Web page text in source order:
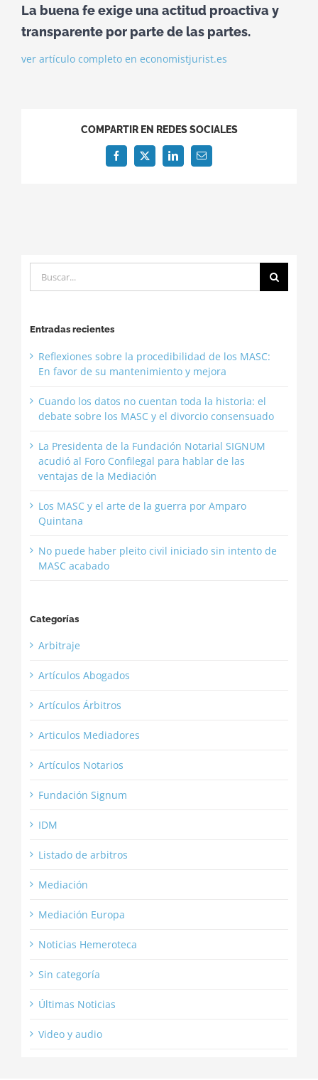
La buena fe exige una actitud proactiva y
transparente por parte de las partes.
ver artículo completo en economistjurist.es
COMPARTIR EN REDES SOCIALES
Facebook
X LinkedInCorreo
electrónico
Entradas recientes
Reflexiones sobre la procedibilidad de los MASC:
En favor de su mantenimiento y mejora
Cuando los datos no cuentan toda la historia: el
debate sobre los MASC y el divorcio consensuado
La Presidenta de la Fundación Notarial SIGNUM
acudió al Foro Confilegal para hablar de las
ventajas de la Mediación
Los MASC y el arte de la guerra por Amparo
Quintana
No puede haber pleito civil iniciado sin intento de
MASC acabado
Categorías
Arbitraje
Artículos Abogados
Artículos Árbitros
Articulos Mediadores
Artículos Notarios
Fundación Signum
IDM
Listado de arbitros
Mediación
Mediación Europa
Noticias Hemeroteca
Sin categoría
Últimas Noticias
Video y audio